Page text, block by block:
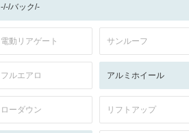
-/-/バック/-
電動リアゲート サンルーフ
フルエアロ アルミホイール
ローダウン リフトアップ